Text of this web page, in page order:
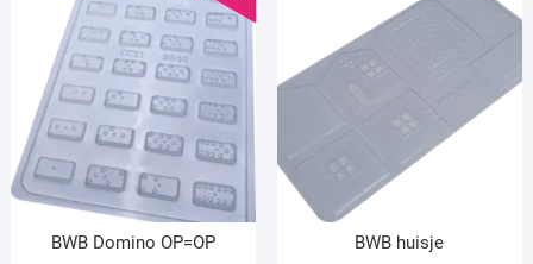
BWB Domino OP=OP BWB huisje